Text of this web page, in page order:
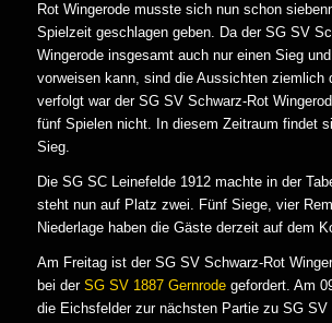
Rot Wingerode musste sich nun schon
Spielzeit geschlagen geben. Da der SG SV
Wingerode insgesamt auch nur einen Sieg
vorweisen kann, sind die Aussichten ziemlich
verfolgt war der SG SV Schwarz-Rot
fünf Spielen nicht. In diesem Zeitraum findet
Sieg.
Die SG SC Leinefelde 1912 machte in der
steht nun auf Platz zwei. Fünf Siege, vier
Niederlage haben die Gäste derzeit auf dem
Am Freitag ist der SG SV Schwarz-Rot
bei der SG SV 1887 Gernrodegefordert. Am
die Eichsfelder zur nächsten Partie zu SG SV